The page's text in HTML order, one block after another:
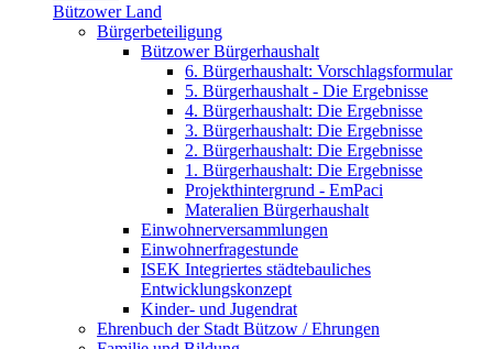
Bützower Land
Bürgerbeteiligung
Bützower Bürgerhaushalt
6. Bürgerhaushalt: Vorschlagsformular
5. Bürgerhaushalt - Die Ergebnisse
4. Bürgerhaushalt: Die Ergebnisse
3. Bürgerhaushalt: Die Ergebnisse
2. Bürgerhaushalt: Die Ergebnisse
1. Bürgerhaushalt: Die Ergebnisse
Projekthintergrund - EmPaci
Materalien Bürgerhaushalt
Einwohnerversammlungen
Einwohnerfragestunde
ISEK Integriertes städtebauliches
Entwicklungskonzept
Kinder- und Jugendrat
Ehrenbuch der Stadt Bützow / Ehrungen